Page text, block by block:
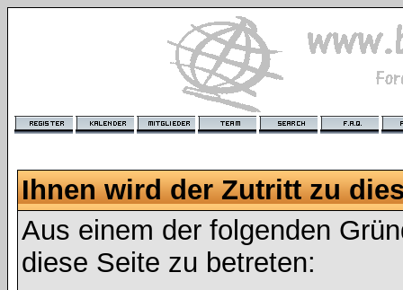
Ihnen wird der Zutritt zu
Aus einem der folgenden
diese Seite zu betreten: